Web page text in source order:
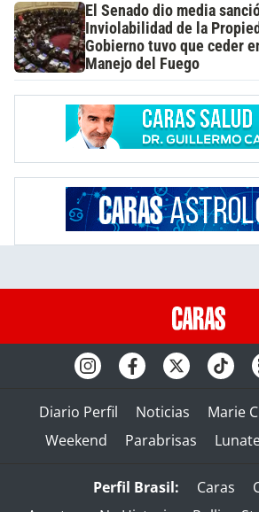
El Senado dio media
Inviolabilidad de la
Gobierno tuvo que ceder
Manejo del Fuego
Diario Perfil Noticias Marie
Weekend
Parabrisas
Perfil Brasil: Caras